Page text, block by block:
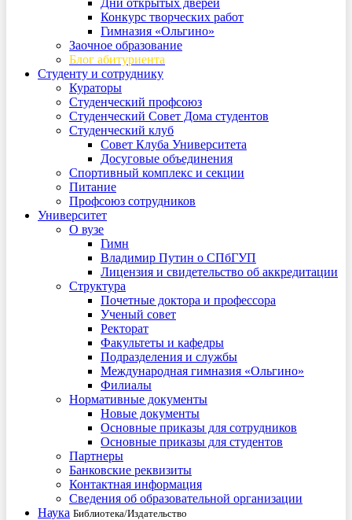
Дни открытых дверей
Конкурс творческих работ
Гимназия «Ольгино»
Заочное образование
Блог абитуриента
Студенту и сотруднику
Кураторы
Студенческий профсоюз
Студенческий Совет Дома студентов
Студенческий клуб
Совет Клуба Университета
Досуговые объединения
Спортивный комплекс и секции
Питание
Профсоюз сотрудников
Университет
О вузе
Гимн
Владимир Путин о СПбГУП
Лицензия и свидетельство об аккредитации
Структура
Почетные доктора и профессора
Ученый совет
Ректорат
Факультеты и кафедры
Подразделения и службы
Международная гимназия «Ольгино»
Филиалы
Нормативные документы
Новые документы
Основные приказы для сотрудников
Основные приказы для студентов
Партнеры
Банковские реквизиты
Контактная информация
Сведения об образовательной организации
Наука Библиотека/Издательство